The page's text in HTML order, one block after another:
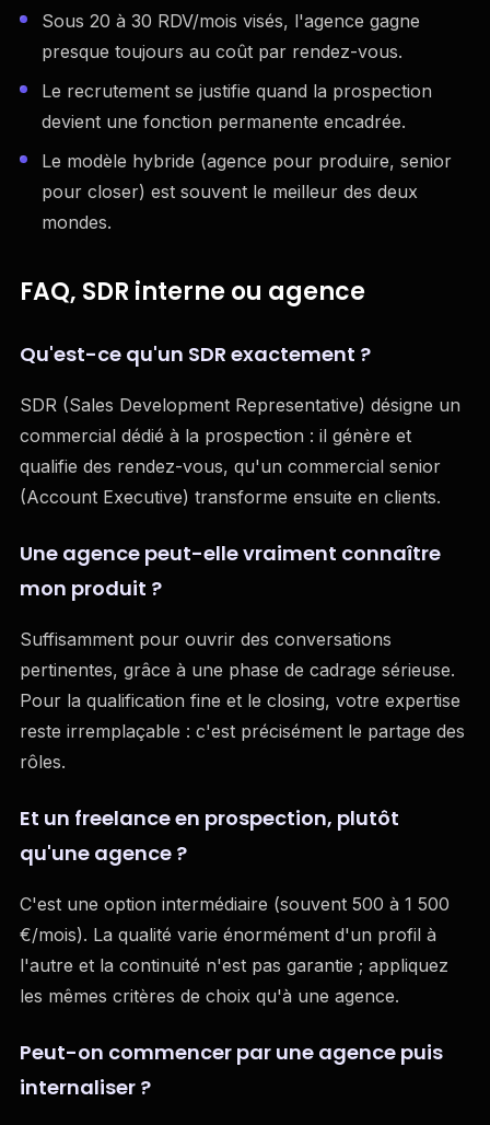
Sous 20 à 30 RDV/mois visés, l'agence gagne
presque toujours au coût par rendez-vous.
Le recrutement se justifie quand la prospection
devient une fonction permanente encadrée.
Le modèle hybride (agence pour produire, senior
pour closer) est souvent le meilleur des deux
mondes.
FAQ, SDR interne ou agence
Qu'est-ce qu'un SDR exactement ?
SDR (Sales Development Representative) désigne un
commercial dédié à la prospection : il génère et
qualifie des rendez-vous, qu'un commercial senior
(Account Executive) transforme ensuite en clients.
Une agence peut-elle vraiment connaître
mon produit ?
Suffisamment pour ouvrir des conversations
pertinentes, grâce à une phase de cadrage sérieuse.
Pour la qualification fine et le closing, votre expertise
reste irremplaçable : c'est précisément le partage des
rôles.
Et un freelance en prospection, plutôt
qu'une agence ?
C'est une option intermédiaire (souvent 500 à 1 500
€/mois). La qualité varie énormément d'un profil à
l'autre et la continuité n'est pas garantie ; appliquez
les mêmes critères de choix qu'à une agence.
Peut-on commencer par une agence puis
internaliser ?